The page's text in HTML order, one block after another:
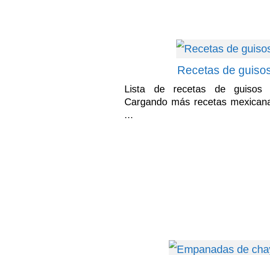
Recetas de
Lista de recetas de guisos
Cargando más recetas
...